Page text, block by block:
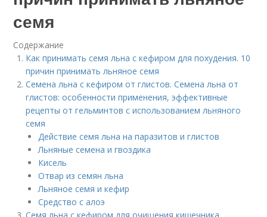
семя
Содержание
Как принимать семя льна с кефиром для похудения. 10
причин принимать льняное семя
Семена льна с кефиром от глистов. Семена льна от
глистов: особенности применения, эффективные
рецепты от гельминтов с использованием льняного
семя
Действие семя льна на паразитов и глистов
Льняные семена и гвоздика
Кисель
Отвар из семян льна
Льняное семя и кефир
Средство с алоэ